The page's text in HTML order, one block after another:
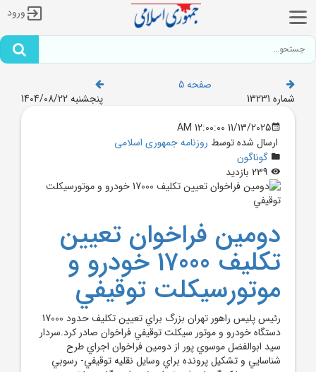
ورود
صفحه 5
شماره 13231
پنجشنبه 1404/08/22
11/13/2025 12:00:00 AM
ارسال شده توسط روزنامه جمهوری اسلامی
گوناگون
دومين فراخوان تعيين
تکليف 17000 خودرو و
موتورسيکلت توقيفي
رئيس پليس راهور تهران بزرگ براي تعيين تکليف حدود 17000
دستگاه خودرو و موتور سيکلت توقيفي فراخوان صادر کرد.سردار
سيد ابوالفضل موسوي پور از دومين فراخوان اجراي طرح‌
شناسايي و تشکيل پرونده براي وسايل نقليه توقيفي- رسوبي